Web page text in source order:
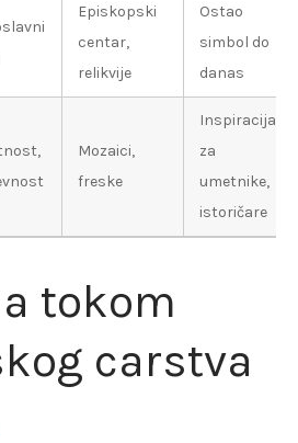
Episkopski
centar,
relikvije
Ostao
simbol do
danas
Mozaici,
freske
Inspiracija
za
umetnike,
istoričare
tokom
carstva